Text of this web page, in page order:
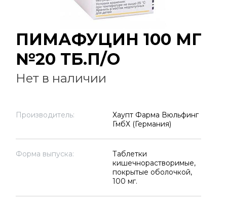
ПИМАФУЦИН 100 МГ
№20 ТБ.П/О
Нет в наличии
Производитель:
Хаупт Фарма Вюльфинг
ГмбХ (Германия)
Форма выпуска:
Таблетки
кишечнорастворимые,
покрытые оболочкой,
100 мг.